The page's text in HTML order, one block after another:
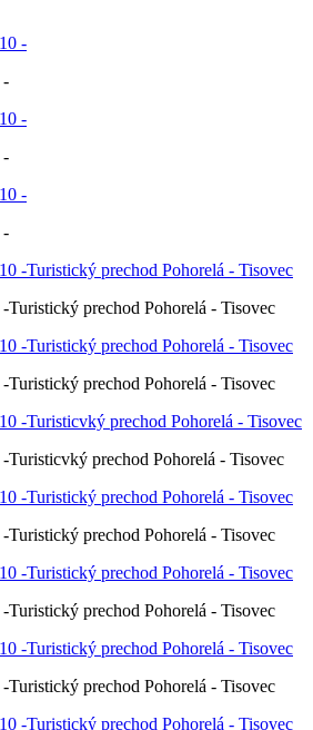
-
-
-
Turistický prechod Pohorelá - Tisovec
Turistický prechod Pohorelá - Tisovec
Turisticvký prechod Pohorelá - Tisovec
Turistický prechod Pohorelá - Tisovec
Turistický prechod Pohorelá - Tisovec
Turistický prechod Pohorelá - Tisovec